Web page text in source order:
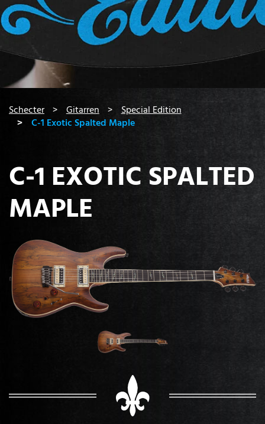
Schecter Gitarren
Special Edition
C-1 Exotic Spalted Maple
C-1 EXOTIC SPALTED
MAPLE